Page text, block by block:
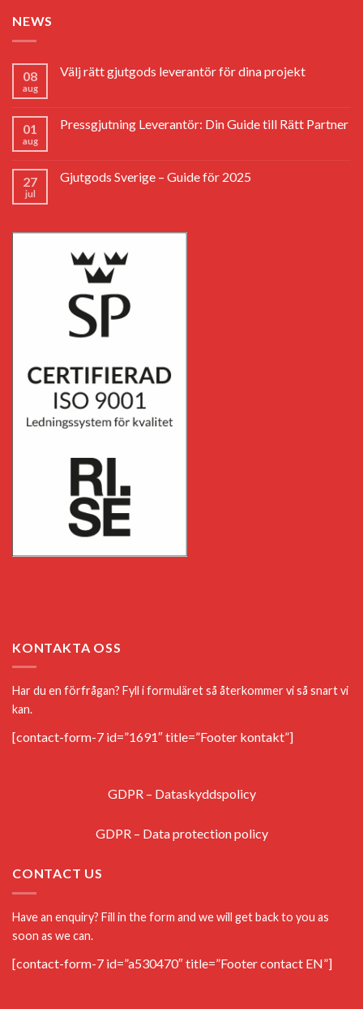
NEWS
08
aug
Välj rätt gjutgods leverantör för dina projekt
01
aug
Pressgjutning Leverantör: Din Guide till Rätt Partner
27
jul
Gjutgods Sverige – Guide för 2025
KONTAKTA OSS
Har du en förfrågan? Fyll i formuläret så återkommer vi så snart vi
kan.
[contact-form-7 id=”1691″ title=”Footer kontakt”]
GDPR – Dataskyddspolicy
GDPR – Data protection policy
CONTACT US
Have an enquiry? Fill in the form and we will get back to you as
soon as we can.
[contact-form-7 id=”a530470″ title=”Footer contact EN”]